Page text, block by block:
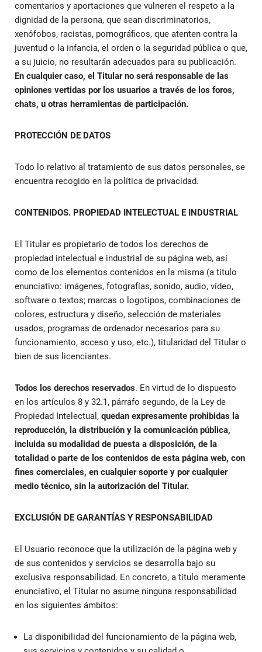
comentarios y aportaciones que vulneren el respeto a la
dignidad de la persona, que sean discriminatorios,
xenófobos, racistas, pornográficos, que atenten contra la
juventud o la infancia, el orden o la seguridad pública o que,
a su juicio, no resultarán adecuados para su publicación.
En cualquier caso, el Titular no será responsable de las
opiniones vertidas por los usuarios a través de los foros,
chats, u otras herramientas de participación.
PROTECCIÓN DE DATOS
Todo lo relativo al tratamiento de sus datos personales, se
encuentra recogido en la política de privacidad.
CONTENIDOS. PROPIEDAD INTELECTUAL E INDUSTRIAL
El Titular es propietario de todos los derechos de
propiedad intelectual e industrial de su página web, así
como de los elementos contenidos en la misma (a título
enunciativo: imágenes, fotografías, sonido, audio, vídeo,
software o textos; marcas o logotipos, combinaciones de
colores, estructura y diseño, selección de materiales
usados, programas de ordenador necesarios para su
funcionamiento, acceso y uso, etc.), titularidad del Titular o
bien de sus licenciantes.
Todos los derechos reservados. En virtud de lo dispuesto
en los artículos 8 y 32.1, párrafo segundo, de la Ley de
Propiedad Intelectual, quedan expresamente prohibidas la
reproducción, la distribución y la comunicación pública,
incluida su modalidad de puesta a disposición, de la
totalidad o parte de los contenidos de esta página web, con
fines comerciales, en cualquier soporte y por cualquier
medio técnico, sin la autorización del Titular.
EXCLUSIÓN DE GARANTÍAS Y RESPONSABILIDAD
El Usuario reconoce que la utilización de la página web y
de sus contenidos y servicios se desarrolla bajo su
exclusiva responsabilidad. En concreto, a título meramente
enunciativo, el Titular no asume ninguna responsabilidad
en los siguientes ámbitos:
La disponibilidad del funcionamiento de la página web,